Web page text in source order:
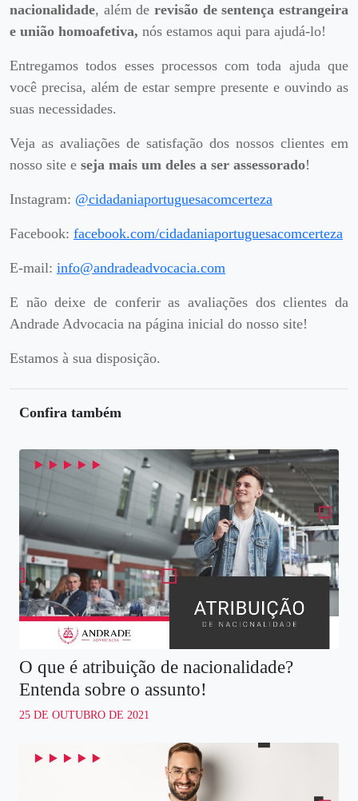
nacionalidade, além de revisão de sentença estrangeira
e união homoafetiva, nós estamos aqui para ajudá-lo!
Entregamos todos esses processos com toda ajuda que
você precisa, além de estar sempre presente e ouvindo as
suas necessidades.
Veja as avaliações de satisfação dos nossos clientes em
nosso site e seja mais um deles a ser assessorado!
Instagram: @cidadaniaportuguesacomcerteza
Facebook: facebook.com/cidadaniaportuguesacomcerteza
E-mail: info@andradeadvocacia.com
E não deixe de conferir as avaliações dos clientes da
Andrade Advocacia na página inicial do nosso site!
Estamos à sua disposição.
Confira também
O que é atribuição de nacionalidade?
Entenda sobre o assunto!
25 DE OUTUBRO DE 2021